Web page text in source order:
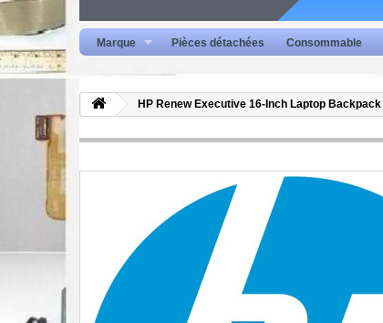
Marque Pièces détachées Consommable
HP Renew Executive 16-Inch Laptop Backpack